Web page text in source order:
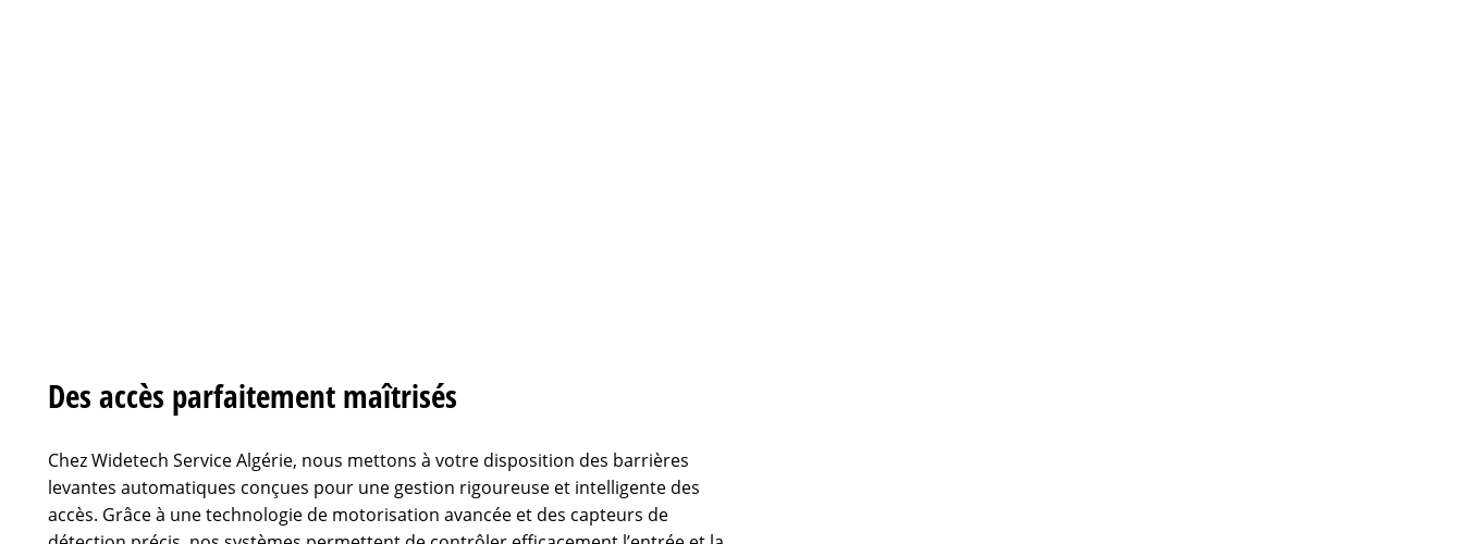
Des accès parfaitement maîtrisés
Chez Widetech Service Algérie, nous mettons à votre disposition des barrières
levantes automatiques conçues pour une gestion rigoureuse et intelligente des
accès. Grâce à une technologie de motorisation avancée et des capteurs de